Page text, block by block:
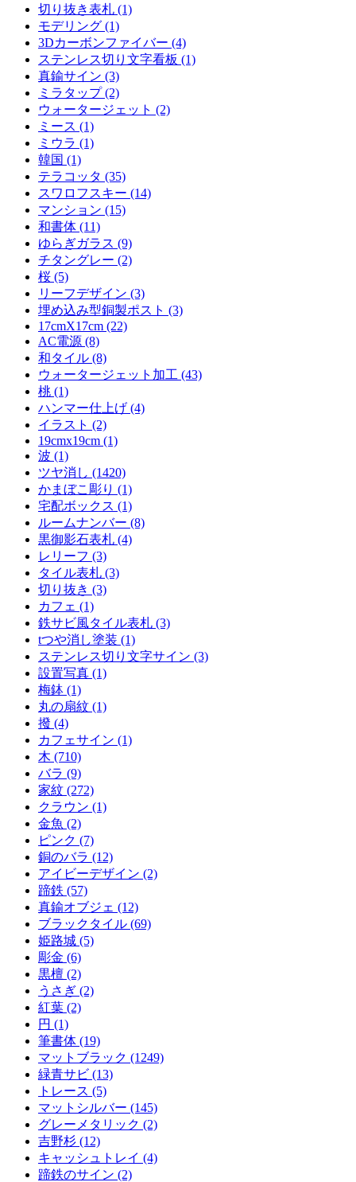
切り抜き表札 (1)
モデリング (1)
3Dカーボンファイバー (4)
ステンレス切り文字看板 (1)
真鍮サイン (3)
ミラタップ (2)
ウォータージェット (2)
ミース (1)
ミウラ (1)
韓国 (1)
テラコッタ (35)
スワロフスキー (14)
マンション (15)
和書体 (11)
ゆらぎガラス (9)
チタングレー (2)
桜 (5)
リーフデザイン (3)
埋め込み型銅製ポスト (3)
17cmX17cm (22)
AC電源 (8)
和タイル (8)
ウォータージェット加工 (43)
桃 (1)
ハンマー仕上げ (4)
イラスト (2)
19cmx19cm (1)
波 (1)
ツヤ消し (1420)
かまぼこ彫り (1)
宅配ボックス (1)
ルームナンバー (8)
黒御影石表札 (4)
レリーフ (3)
タイル表札 (3)
切り抜き (3)
カフェ (1)
鉄サビ風タイル表札 (3)
tつや消し塗装 (1)
ステンレス切り文字サイン (3)
設置写真 (1)
梅鉢 (1)
丸の扇紋 (1)
撥 (4)
カフェサイン (1)
木 (710)
バラ (9)
家紋 (272)
クラウン (1)
金魚 (2)
ピンク (7)
銅のバラ (12)
アイビーデザイン (2)
蹄鉄 (57)
真鍮オブジェ (12)
ブラックタイル (69)
姫路城 (5)
彫金 (6)
黒檀 (2)
うさぎ (2)
紅葉 (2)
円 (1)
筆書体 (19)
マットブラック (1249)
緑青サビ (13)
トレース (5)
マットシルバー (145)
グレーメタリック (2)
吉野杉 (12)
キャッシュトレイ (4)
蹄鉄のサイン (2)